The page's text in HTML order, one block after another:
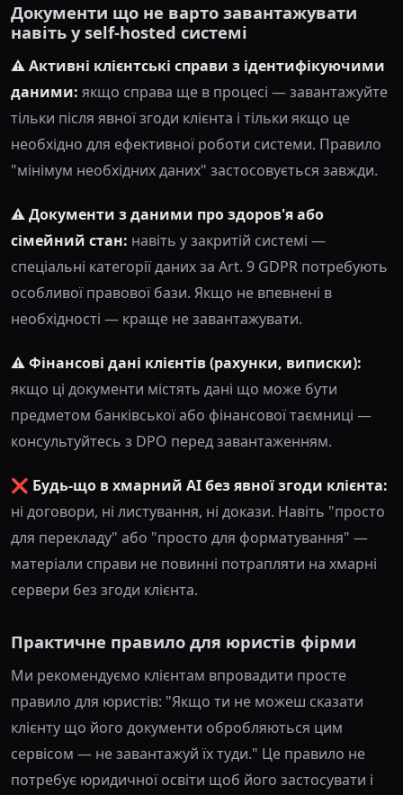
Документи що не варто завантажувати
навіть у self-hosted системі
⚠️ Активні клієнтські справи з ідентифікуючими
даними: якщо справа ще в процесі — завантажуйте
тільки після явної згоди клієнта і тільки якщо це
необхідно для ефективної роботи системи. Правило
"мінімум необхідних даних" застосовується завжди.
⚠️ Документи з даними про здоров'я або
сімейний стан: навіть у закритій системі —
спеціальні категорії даних за Art. 9 GDPR потребують
особливої правової бази. Якщо не впевнені в
необхідності — краще не завантажувати.
⚠️ Фінансові дані клієнтів (рахунки, виписки):
якщо ці документи містять дані що може бути
предметом банківської або фінансової таємниці —
консультуйтесь з DPO перед завантаженням.
❌ Будь-що в хмарний AI без явної згоди клієнта:
ні договори, ні листування, ні докази. Навіть "просто
для перекладу" або "просто для форматування" —
матеріали справи не повинні потрапляти на хмарні
сервери без згоди клієнта.
Практичне правило для юристів фірми
Ми рекомендуємо клієнтам впровадити просте
правило для юристів: "Якщо ти не можеш сказати
клієнту що його документи обробляються цим
сервісом — не завантажуй їх туди." Це правило не
потребує юридичної освіти щоб його застосувати і